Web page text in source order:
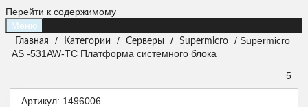
Перейти к содержимому
Меню
Главная / Категории / Серверы / Supermicro
/ Supermicro
AS -531AW-TC Платформа системного блока
5
Артикул: 1496006